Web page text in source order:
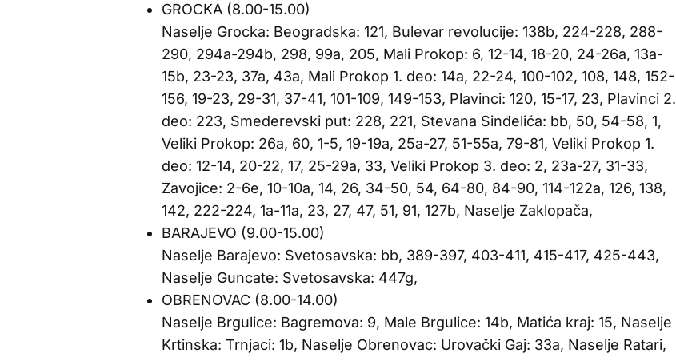
GROCKA (8.00-15.00)
Naselje Grocka: Beogradska: 121, Bulevar revolucije: 138b, 224-228, 288-
290, 294a-294b, 298, 99a, 205, Mali Prokop: 6, 12-14, 18-20, 24-26a, 13a-
15b, 23-23, 37a, 43a, Mali Prokop 1. deo: 14a, 22-24, 100-102, 108, 148, 152-
156, 19-23, 29-31, 37-41, 101-109, 149-153, Plavinci: 120, 15-17, 23, Plavinci 2.
deo: 223, Smederevski put: 228, 221, Stevana Sinđelića: bb, 50, 54-58, 1,
Veliki Prokop: 26a, 60, 1-5, 19-19a, 25a-27, 51-55a, 79-81, Veliki Prokop 1.
deo: 12-14, 20-22, 17, 25-29a, 33, Veliki Prokop 3. deo: 2, 23a-27, 31-33,
Zavojice: 2-6e, 10-10a, 14, 26, 34-50, 54, 64-80, 84-90, 114-122a, 126, 138,
142, 222-224, 1a-11a, 23, 27, 47, 51, 91, 127b, Naselje Zaklopača,
BARAJEVO (9.00-15.00)
Naselje Barajevo: Svetosavska: bb, 389-397, 403-411, 415-417, 425-443,
Naselje Guncate: Svetosavska: 447g,
OBRENOVAC (8.00-14.00)
Naselje Brgulice: Bagremova: 9, Male Brgulice: 14b, Matića kraj: 15, Naselje
Krtinska: Trnjaci: 1b, Naselje Obrenovac: Urovački Gaj: 33a, Naselje Ratari,